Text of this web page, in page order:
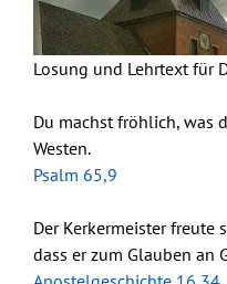
Losung und Lehrtext für
Du machst fröhlich, was
Westen.
Psalm 65,9
Der Kerkermeister freute
dass er zum Glauben an